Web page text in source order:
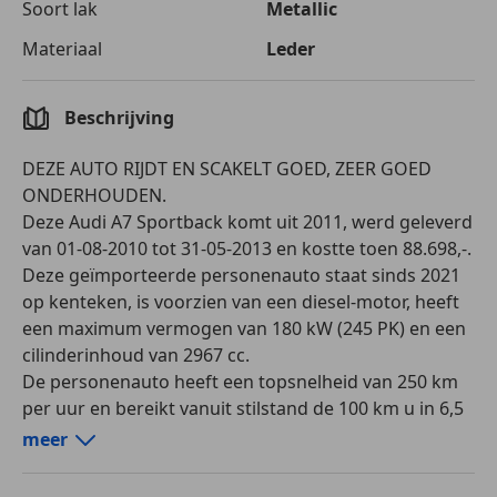
Regensensor
Stoelverwarming
Bluetooth
Veiligheid en beveiliging
ABS
Adaptieve Cruise Control
Airbag bestuurder
Airbag passagier
Bandenspanningscontrole
Bi-Xenon koplampen
Centrale deurvergrendeling met afstandsbediening
Soort lak
Metallic
Materiaal
Leder
Beschrijving
DEZE AUTO RIJDT EN SCAKELT GOED, ZEER GOED
ONDERHOUDEN.
Deze Audi A7 Sportback komt uit 2011, werd geleverd
van 01-08-2010 tot 31-05-2013 en kostte toen 88.698,-.
Deze geïmporteerde personenauto staat sinds 2021
op kenteken, is voorzien van een diesel-motor, heeft
een maximum vermogen van 180 kW (245 PK) en een
cilinderinhoud van 2967 cc.
De personenauto heeft een topsnelheid van 250 km
per uur en bereikt vanuit stilstand de 100 km u in 6,5
seconden. Het verbruik van deze personenauto is
meer